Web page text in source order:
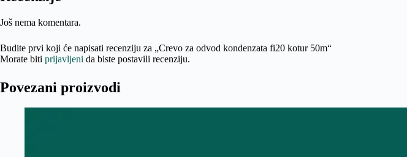
Još nema komentara.
Budite prvi koji će napisati recenziju za „Crevo za odvod kondenzata fi20 kotur 50m“
Morate biti prijavljeni da biste postavili recenziju.
Povezani proizvodi